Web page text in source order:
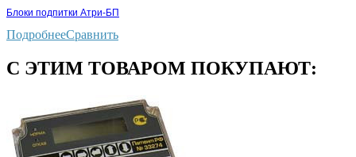
Блоки подпитки Атри-БП
ПодробнееСравнить
С ЭТИМ ТОВАРОМ ПОКУПАЮТ: